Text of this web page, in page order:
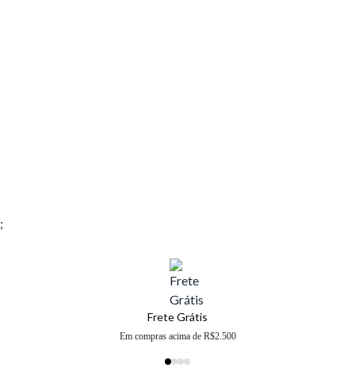
;
Frete Grátis
Em compras acima de R$2.500